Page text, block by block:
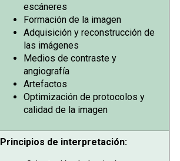
escáneres
Formación de la imagen
Adquisición y reconstrucción de
las imágenes
Medios de contraste y
angiografía
Artefactos
Optimización de protocolos y
calidad de la imagen
Principios de interpretación: